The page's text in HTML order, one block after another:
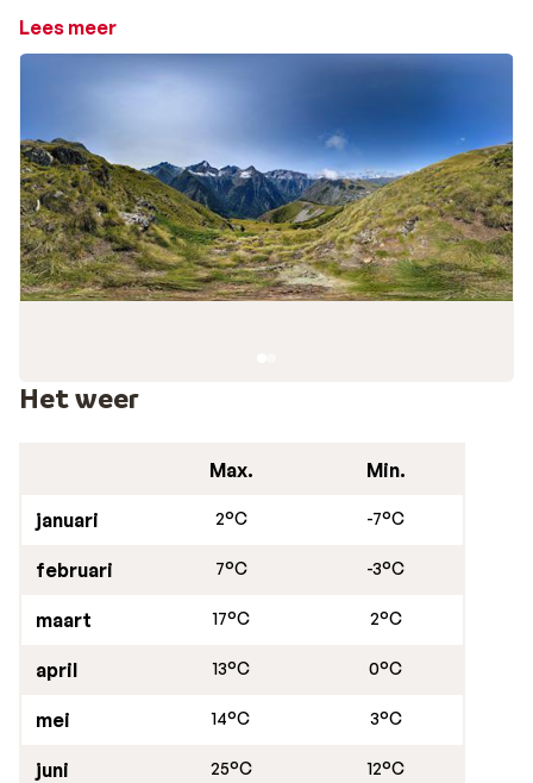
Lees meer
Het weer
Max. Min.
januari 2°C -7°C
februari 7°C -3°C
maart 17°C 2°C
april 13°C 0°C
mei 14°C 3°C
juni 25°C 12°C